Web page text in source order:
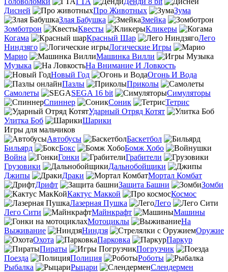
Дисней
Про Животных
Зума
Злая Бабушка
Змейка
Зомботрон
Квесты
Кликеры
Когама
Красный Шар
Лего
Ниндзяго
Логические Игры
Марио
Машинка Вилли
Музыка
На Внимание И Ловкость
Новый Год
Огонь И Вода
Пазлы
Приколы
Самолеты
SEGA 16 bit
Симуляторы
Спиннер
Соник
Тетрис
Ударный Отряд Котят
Улитка Боб
Шарики
Игры для мальчиков
Автобусы
Баскетбол
Бильярд
Бокс
Бомж Хобо
Война
Гонки
Грабители
Грузовики
Дальнобойщики
Джипы
Драки
Мортал Комбат
Дрифт
Защита Башни
Зомби
Кактус Маккой
Космос
Лазерная Пушка
Лего
Лего Сити
Майнкрафт
Машины
Мотоциклы
На
Выживание
Ниндзя
Оружие
Охота
Парковка
Паркур
Пираты
Погрузчик
Поезда
Полиция
Роботы
Рыбалка
Рыцари
Слендермен